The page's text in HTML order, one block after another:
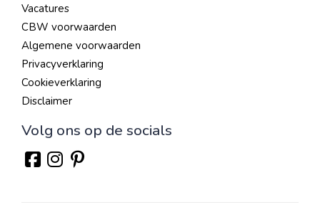
Vacatures
CBW voorwaarden
Algemene voorwaarden
Privacyverklaring
Cookieverklaring
Disclaimer
Volg ons op de socials